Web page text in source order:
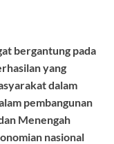
bergantung pada
yang
dalam
pembangunan
Menengah
nasional